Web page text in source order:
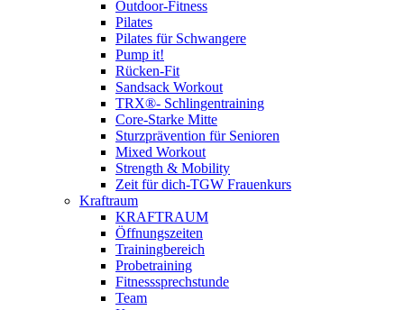
Outdoor-Fitness
Pilates
Pilates für Schwangere
Pump it!
Rücken-Fit
Sandsack Workout
TRX®- Schlingentraining
Core-Starke Mitte
Sturzprävention für Senioren
Mixed Workout
Strength & Mobility
Zeit für dich-TGW Frauenkurs
Kraftraum
KRAFTRAUM
Öffnungszeiten
Trainingbereich
Probetraining
Fitnesssprechstunde
Team